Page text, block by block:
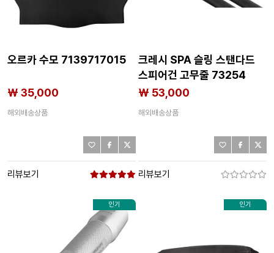
오르카 수모 7139717015
₩ 35,000
해외배송상품
리뷰보기
크레시 SPA 슬링 스탠다드
스피어건 고무줄 73254
₩ 53,000
해외배송상품
리뷰보기
인기 인기